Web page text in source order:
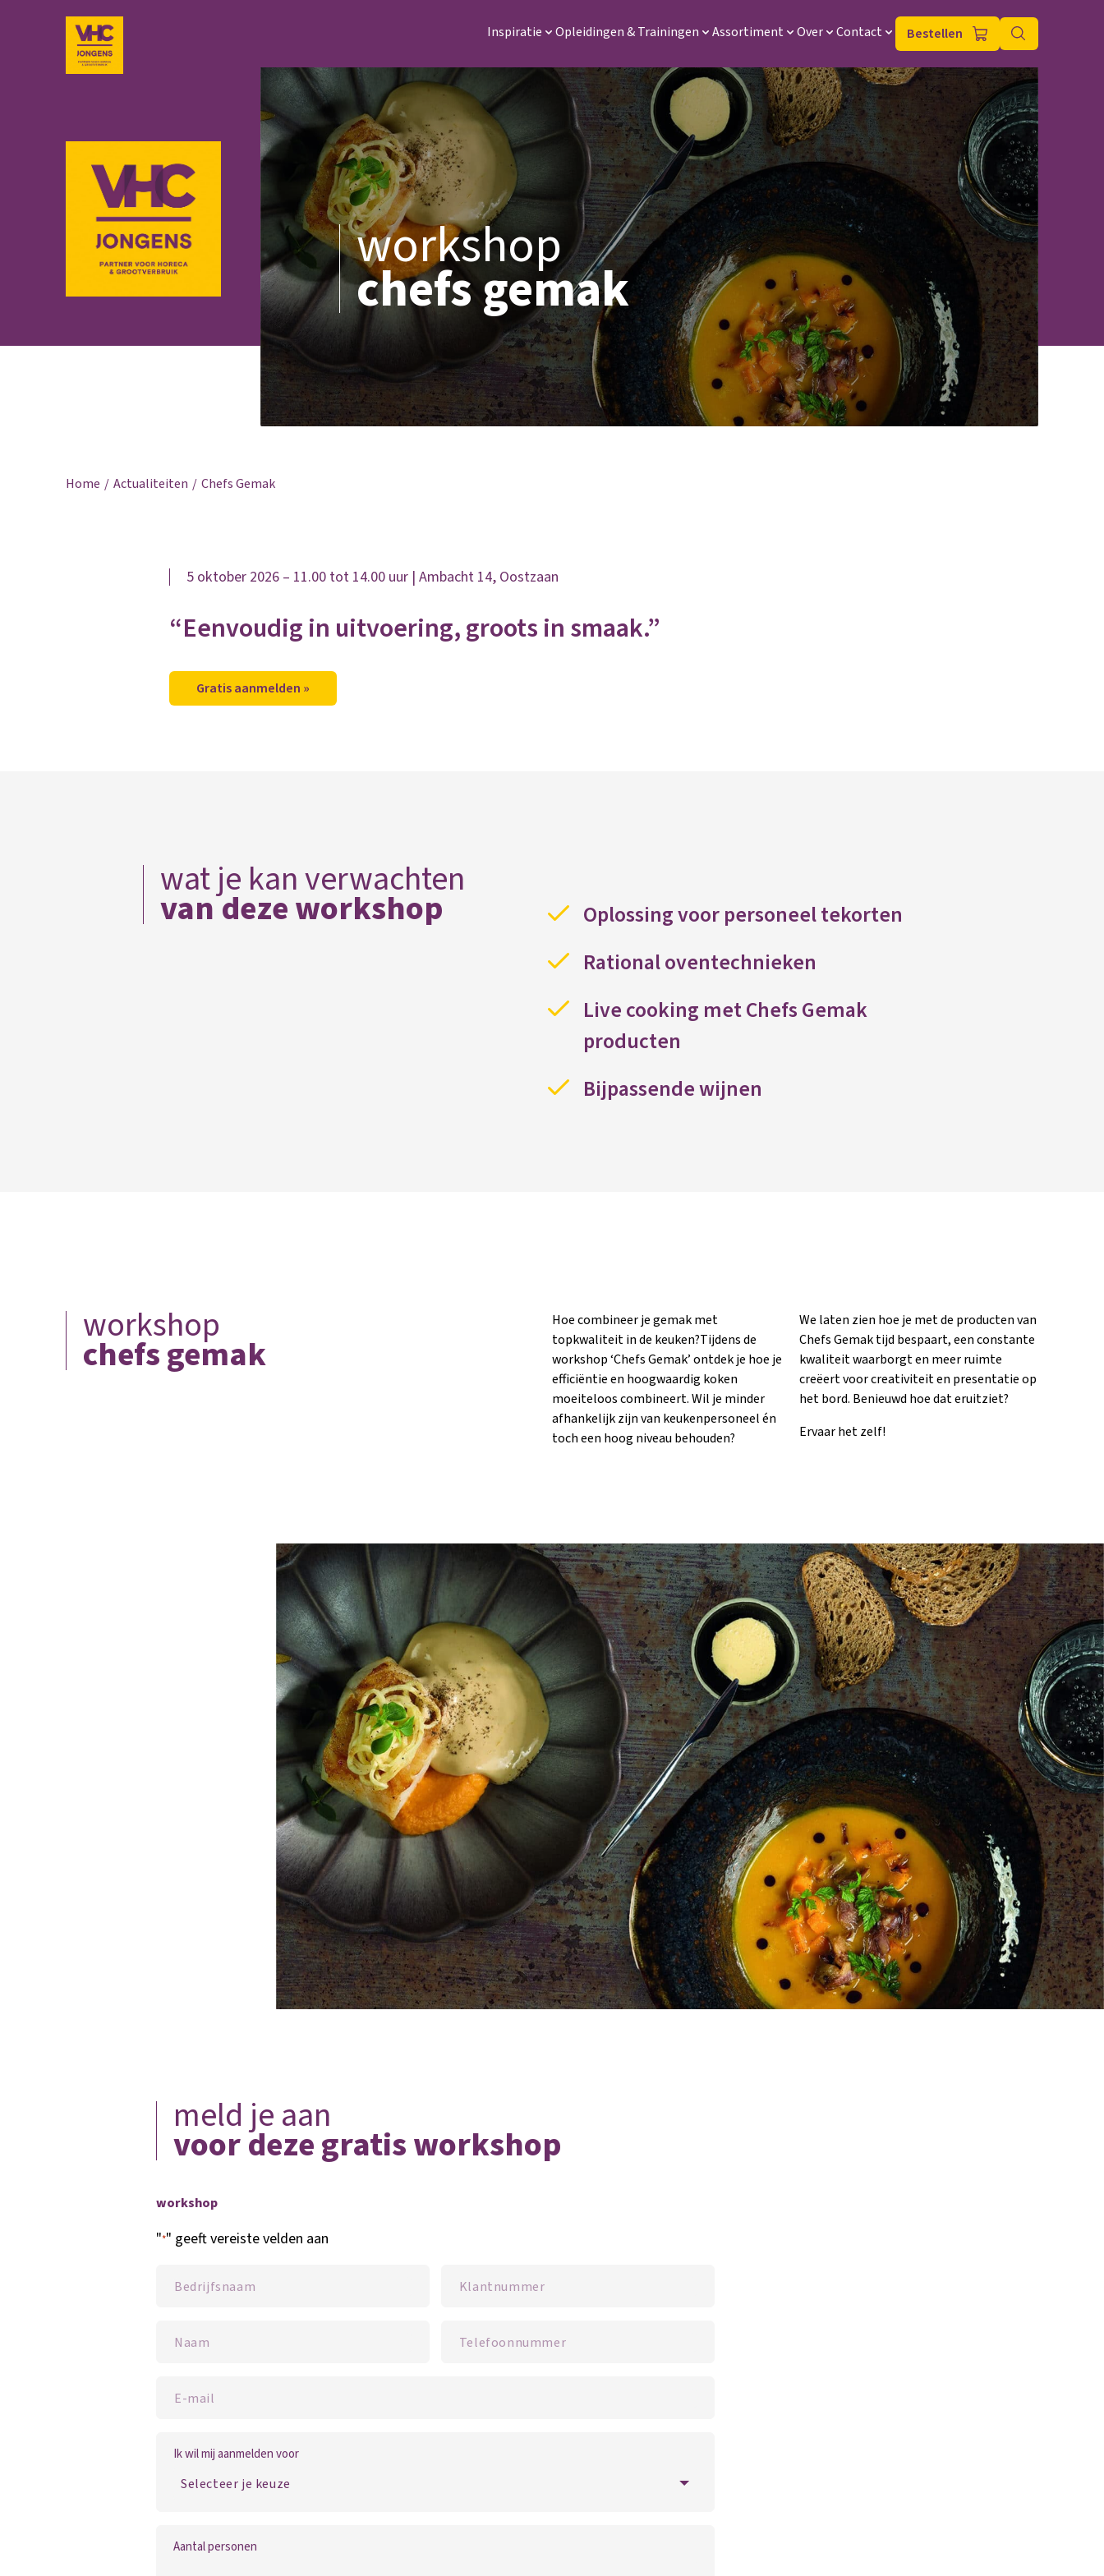
Inspiratie Opleidingen & Trainingen Assortiment Over Contact Bestellen
workshop
chefs gemak
Home Actualiteiten Chefs Gemak
5 oktober 2026 – 11.00 tot 14.00 uur | Ambacht 14, Oostzaan
“Eenvoudig in uitvoering, groots in smaak.”
Gratis aanmelden »
wat je kan verwachten
van deze workshop
Oplossing voor personeel tekorten
Rational oventechnieken
Live cooking met Chefs Gemak
producten
Bijpassende wijnen
workshop
chefs gemak
Hoe combineer je gemak met
topkwaliteit in de keuken?Tijdens de
workshop ‘Chefs Gemak’ ontdek je hoe je
efficiëntie en hoogwaardig koken
moeiteloos combineert. Wil je minder
afhankelijk zijn van keukenpersoneel én
toch een hoog niveau behouden?
We laten zien hoe je met de producten van
Chefs Gemak tijd bespaart, een constante
kwaliteit waarborgt en meer ruimte
creëert voor creativiteit en presentatie op
het bord. Benieuwd hoe dat eruitziet?
Ervaar het zelf!
meld je aan
voor deze gratis workshop
workshop
"*" geeft vereiste velden aan
Ik wil mij aanmelden voor
Aantal personen